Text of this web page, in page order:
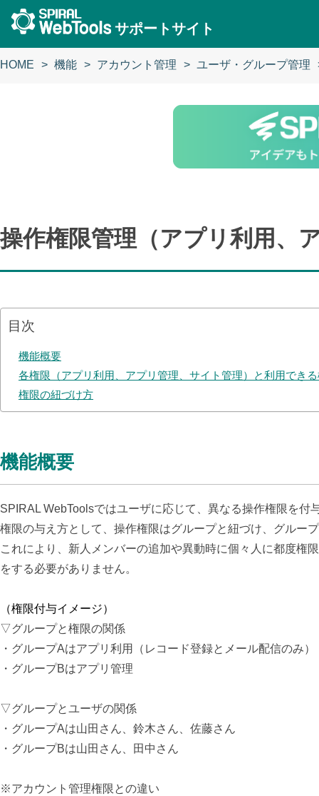
サポートサイト
HOME 機能 アカウント管理 ユーザ・グループ管理
操作権限管理（アプリ利用、
目次
機能概要
各権限（アプリ利用、アプリ管理、サイト管理）と利用でき
権限の紐づけ方
機能概要
SPIRAL WebToolsではユーザに応じて、異なる操作権限を付
権限の与え方として、操作権限はグループと紐づけ、グルー
これにより、新人メンバーの追加や異動時に個々人に都度権
をする必要がありません。
（権限付与イメージ）
▽グループと権限の関係
・グループAはアプリ利用（レコード登録とメール配信のみ）
・グループBはアプリ管理
▽グループとユーザの関係
・グループAは山田さん、鈴木さん、佐藤さん
・グループBは山田さん、田中さん
※アカウント管理権限との違い